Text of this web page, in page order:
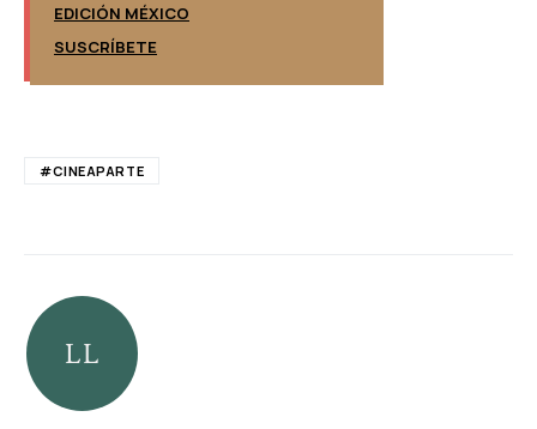
EDICIÓN MÉXICO
SUSCRÍBETE
#CINEAPARTE